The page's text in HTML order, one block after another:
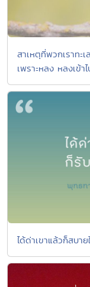
สาเหตุที่พวกเราทะ
เพราะหลง หลงเข้า
ได้ด่าเขาแล้วก็สบา